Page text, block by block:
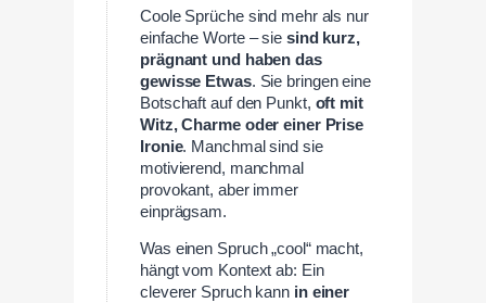
Coole Sprüche sind mehr als nur
einfache Worte – sie sind kurz,
prägnant und haben das
gewisse Etwas. Sie bringen eine
Botschaft auf den Punkt, oft mit
Witz, Charme oder einer Prise
Ironie. Manchmal sind sie
motivierend, manchmal
provokant, aber immer
einprägsam.
Was einen Spruch „cool“ macht,
hängt vom Kontext ab: Ein
cleverer Spruch kann in einer